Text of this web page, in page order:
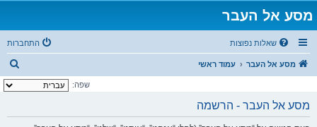
מסע אל העבר
שאלות נפוצות התחברות
מסע אל העבר עמוד ראשי
י
שפה:
מסע אל העבר - הרשמה